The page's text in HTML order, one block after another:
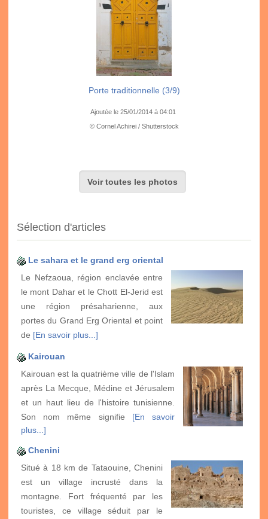
Porte traditionnelle (3/9)
Ajoutée le 25/01/2014 à 04:01
© Cornel Achirei / Shutterstock
Voir toutes les photos
Sélection d'articles
Le sahara et le grand erg oriental
Le Nefzaoua, région enclavée entre
le mont Dahar et le Chott El-Jerid est
une région présaharienne, aux
portes du Grand Erg Oriental et point
de [En savoir plus...]
Kairouan
Kairouan est la quatrième ville de l'Islam
après La Mecque, Médine et Jérusalem
et un haut lieu de l'histoire tunisienne.
Son nom même signifie [En savoir
plus...]
Chenini
Situé à 18 km de Tataouine, Chenini
est un village incrusté dans la
montagne. Fort fréquenté par les
touristes, ce village séduit par le